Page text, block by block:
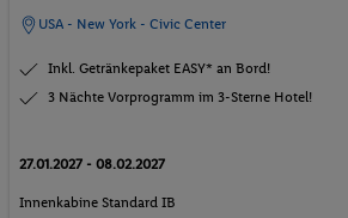
USA - New York - Civic Center
Inkl. Getränkepaket EASY* an Bord!
3 Nächte Vorprogramm im 3-Sterne Hotel!
27.01.2027 - 08.02.2027
Innenkabine Standard IB